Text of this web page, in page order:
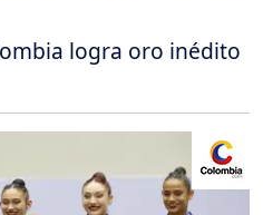
logra oro inédito